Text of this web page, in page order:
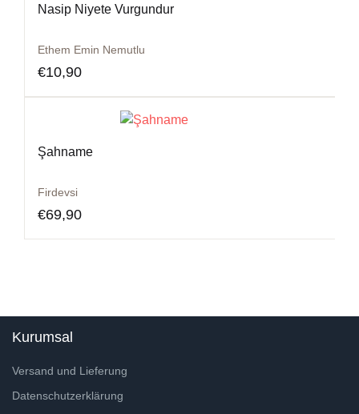
Nasip Niyete Vurgundur
Ethem Emin Nemutlu
€10,90
Şahname
Firdevsi
€69,90
Kurumsal
Versand und Lieferung
Datenschutzerklärung